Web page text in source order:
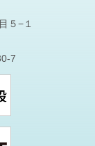
５−１
7